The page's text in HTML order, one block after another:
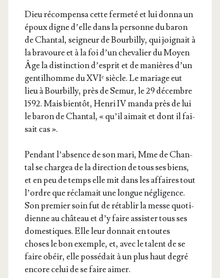
Dieu récom­pen­sa cette fer­me­té et lui don­na un
époux digne d’elle dans la per­sonne du baron
de Chan­tal, sei­gneur de Bour­billy, qui joi­gnait à
la bra­voure et à la foi d’un che­va­lier du Moyen
Âge la dis­tinc­tion d’es­prit et de manières d’un
gen­til­homme du XVIᵉ siècle. Le mariage eut
lieu à Bour­billy, près de Semur, le 29 décembre
1592. Mais bien­tôt, Hen­ri IV man­da près de lui
le baron de Chan­tal, « qu’il aimait et dont il fai­
sait cas ».
Pen­dant l’ab­sence de son mari, Mme de Chan­
tal se char­gea de la direc­tion de tous ses biens,
et en peu de temps elle mit dans les affaires tout
l’ordre que récla­mait une longue négli­gence.
Son pre­mier soin fut de réta­blir la messe quo­ti­
dienne au châ­teau et d’y faire assis­ter tous ses
domes­tiques. Elle leur don­nait en toutes
choses le bon exemple, et, avec le talent de se
faire obéir, elle pos­sé­dait à un plus haut degré
encore celui de se faire aimer.